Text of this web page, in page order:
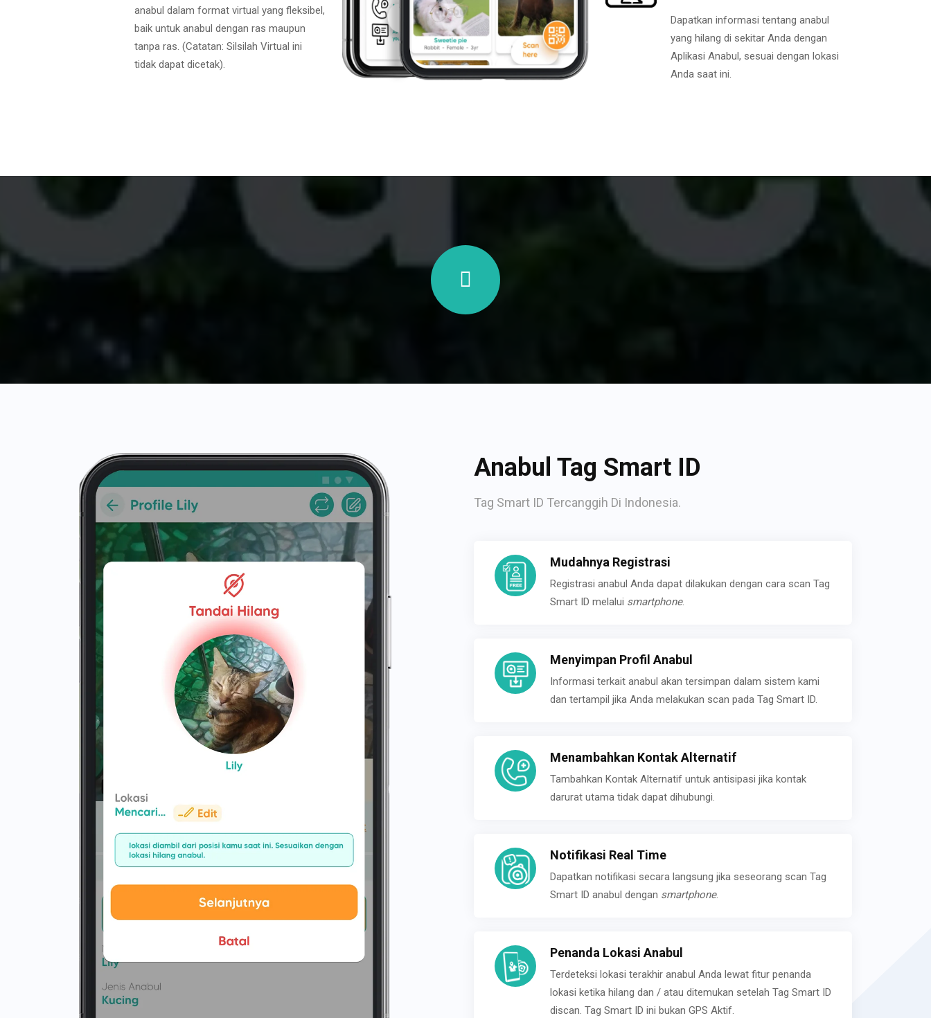
anabul dalam format virtual yang fleksibel,
baik untuk anabul dengan ras maupun
tanpa ras. (Catatan: Silsilah Virtual ini
tidak dapat dicetak).
Dapatkan informasi tentang anabul
yang hilang di sekitar Anda dengan
Aplikasi Anabul, sesuai dengan lokasi
Anda saat ini.
Anabul Tag Smart ID
Tag Smart ID Tercanggih Di Indonesia.
Mudahnya Registrasi
Registrasi anabul Anda dapat dilakukan dengan cara scan Tag
Smart ID melalui smartphone.
Menyimpan Profil Anabul
Informasi terkait anabul akan tersimpan dalam sistem kami
dan tertampil jika Anda melakukan scan pada Tag Smart ID.
Menambahkan Kontak Alternatif
Tambahkan Kontak Alternatif untuk antisipasi jika kontak
darurat utama tidak dapat dihubungi.
Notifikasi Real Time
Dapatkan notifikasi secara langsung jika seseorang scan Tag
Smart ID anabul dengan smartphone.
Penanda Lokasi Anabul
Terdeteksi lokasi terakhir anabul Anda lewat fitur penanda
lokasi ketika hilang dan / atau ditemukan setelah Tag Smart ID
discan. Tag Smart ID ini bukan GPS Aktif.